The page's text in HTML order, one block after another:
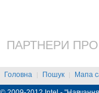
ПАРТНЕРИ
Головна | Пошук | Мапа